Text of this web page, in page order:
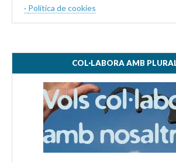
· Política de cookies
COL·LABORA AMB